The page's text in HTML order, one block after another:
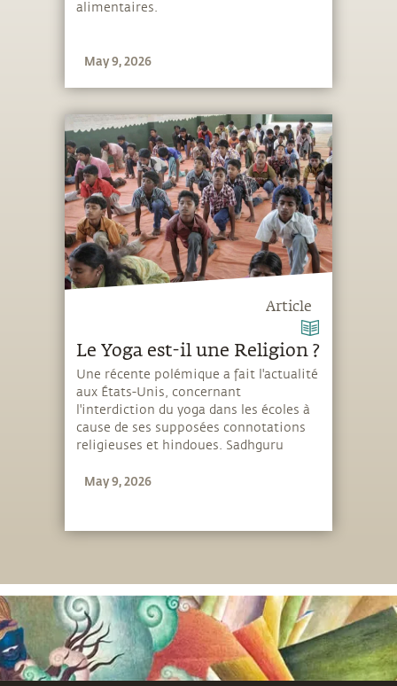
alimentaires.
May 9, 2026
Article
Le Yoga est-il une Religion ?
Une récente polémique a fait l'actualité
aux États-Unis, concernant
l'interdiction du yoga dans les écoles à
cause de ses supposées connotations
religieuses et hindoues. Sadhguru
technologie et que la religion n'a rien à
May 9, 2026